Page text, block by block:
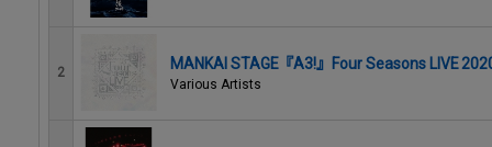
2 MANKAI STAGE『A3!』Four Seasons LIVE
Various Artists